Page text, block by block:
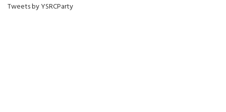
Tweets by YSRCParty